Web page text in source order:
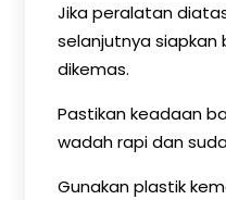
Jika peralatan
selanjutnya siapkan
dikemas.
Pastikan keadaan
wadah rapi dan
Gunakan plastik